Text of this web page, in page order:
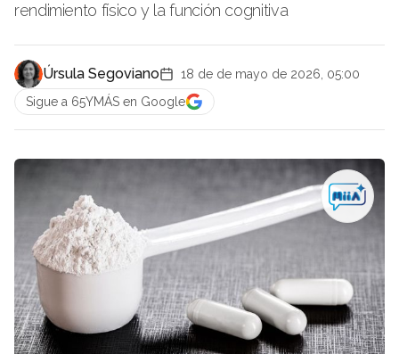
rendimiento físico y la función cognitiva
Úrsula Segoviano
18 de de mayo de 2026, 05:00
Sigue a 65YMÁS en Google